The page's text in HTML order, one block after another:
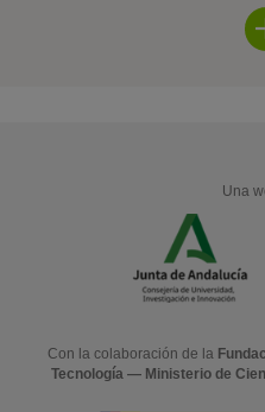
Una
Con la colaboración de la
Tecnología — Ministerio de